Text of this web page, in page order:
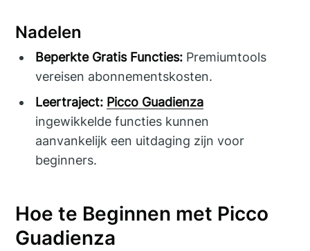
Nadelen
Beperkte Gratis Functies: Premiumtools
vereisen abonnementskosten.
Leertraject: Picco Guadienza
ingewikkelde functies kunnen
aanvankelijk een uitdaging zijn voor
beginners.
Hoe te Beginnen met Picco
Guadienza